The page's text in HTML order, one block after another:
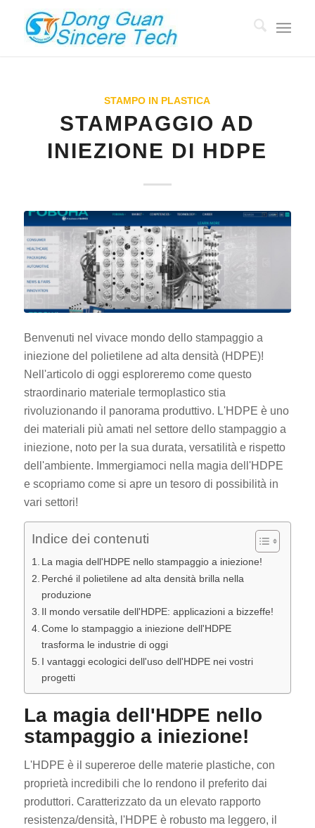
STAMPO IN PLASTICA
STAMPAGGIO AD
INIEZIONE DI HDPE
Benvenuti nel vivace mondo dello stampaggio a
iniezione del polietilene ad alta densità (HDPE)!
Nell'articolo di oggi esploreremo come questo
straordinario materiale termoplastico stia
rivoluzionando il panorama produttivo. L'HDPE è uno
dei materiali più amati nel settore dello stampaggio a
iniezione, noto per la sua durata, versatilità e rispetto
dell'ambiente. Immergiamoci nella magia dell'HDPE
e scopriamo come si apre un tesoro di possibilità in
vari settori!
Indice dei contenuti
La magia dell'HDPE nello stampaggio a iniezione!
Perché il polietilene ad alta densità brilla nella
produzione
Il mondo versatile dell'HDPE: applicazioni a bizzeffe!
Come lo stampaggio a iniezione dell'HDPE
trasforma le industrie di oggi
I vantaggi ecologici dell'uso dell'HDPE nei vostri
progetti
La magia dell'HDPE nello
stampaggio a iniezione!
L'HDPE è il supereroe delle materie plastiche, con
proprietà incredibili che lo rendono il preferito dai
produttori. Caratterizzato da un elevato rapporto
resistenza/densità, l'HDPE è robusto ma leggero, il